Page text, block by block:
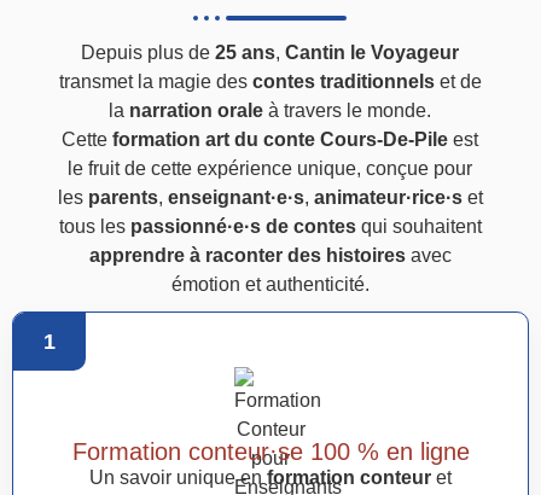
Depuis plus de25 ans,Cantin le Voyageur
transmet la magie des contes traditionnelset de
la narration orale à travers le monde.
Cetteformation art du conte Cours-De-Pile est
le fruit de cette expérience unique, conçue pour
les parents, enseignant·e·s, animateur·rice·set
tous les passionné·e·s de contesqui souhaitent
apprendre à raconter des histoiresavec
émotion et authenticité.
1
Formation conteur·se 100 % en ligne
Un savoir unique en formation conteur et